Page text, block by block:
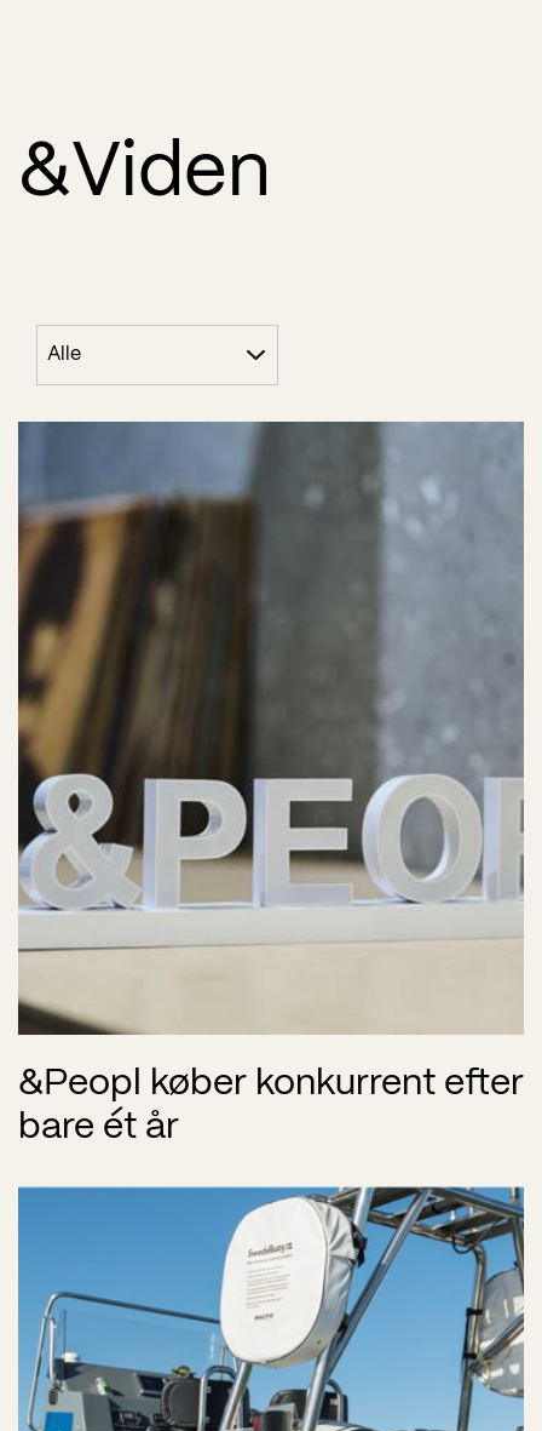
&Viden
&Peopl køber konkurrent efter
bare ét år